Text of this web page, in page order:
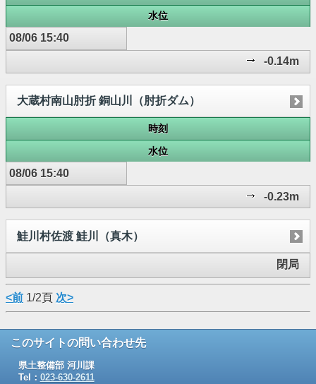
水位
08/06 15:40
-0.14m
大蔵村南山肘折 銅山川（肘折ダム）
時刻
水位
08/06 15:40
-0.23m
鮭川村佐渡 鮭川（真木）
閉局
<前 1/2頁 次>
このサイトの問い合わせ先
県土整備部 河川課
Tel： 023-630-2611